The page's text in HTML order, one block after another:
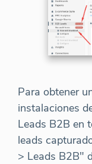
Para obtener
instalaciones
Leads B2B en
leads
> Leads B2B"